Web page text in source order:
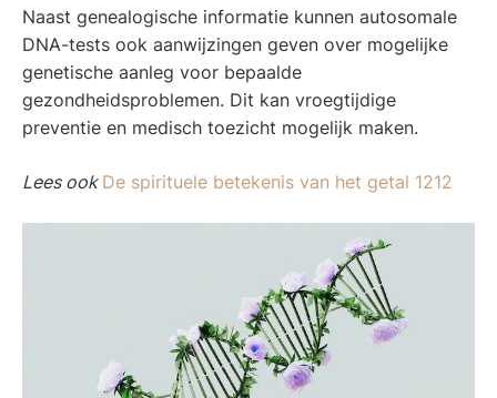
Naast genealogische informatie kunnen autosomale
DNA-tests ook aanwijzingen geven over mogelijke
genetische aanleg voor bepaalde
gezondheidsproblemen. Dit kan vroegtijdige
preventie en medisch toezicht mogelijk maken.
Lees ook De spirituele betekenis van het getal 1212